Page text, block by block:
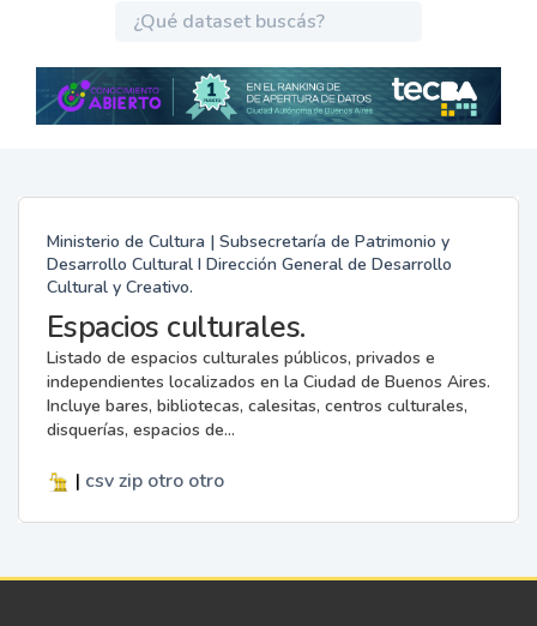
Ministerio de Cultura | Subsecretaría de Patrimonio y
Desarrollo Cultural I Dirección General de Desarrollo
Cultural y Creativo.
Espacios culturales.
Listado de espacios culturales públicos, privados e
independientes localizados en la Ciudad de Buenos Aires.
Incluye bares, bibliotecas, calesitas, centros culturales,
disquerías, espacios de...
| csv zip otro otro